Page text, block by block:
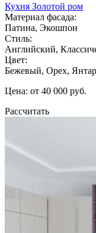
Кухня Золотой ром
Материал фасада:
Патина, Экошпон
Стиль:
Английский,
Цвет:
Бежевый, Орех,
Цена: от 40 000 руб.
Рассчитать